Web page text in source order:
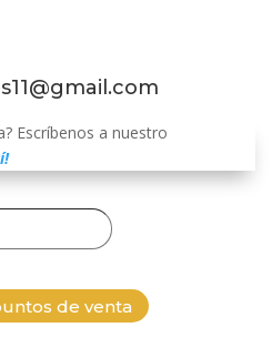
Escríbenos a nuestro
de venta